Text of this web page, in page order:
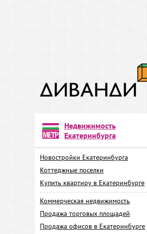
Недвижимость
Екатеринбурга
Новостройки Екатеринбурга
Коттеджные поселки
Купить квартиру в Екатеринбурге
Коммерческая недвижимость
Продажа торговых площадей
Продажа офисов в Екатеринбурге